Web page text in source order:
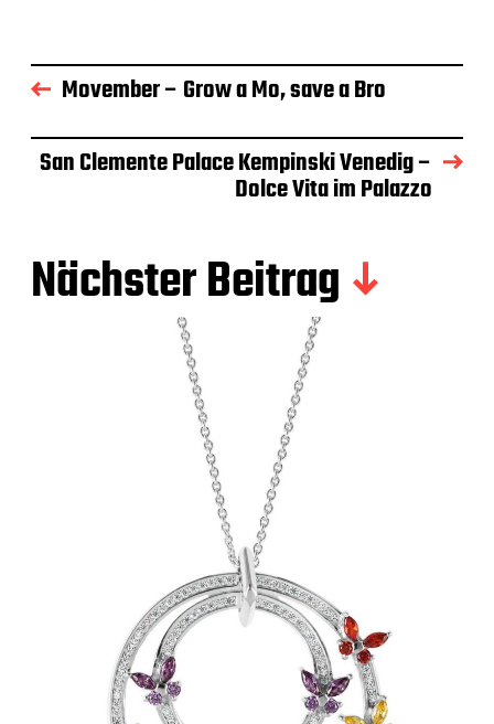
Movember – Grow a Mo, save a Bro
San Clemente Palace Kempinski Venedig –
Dolce Vita im Palazzo
Nächster Beitrag